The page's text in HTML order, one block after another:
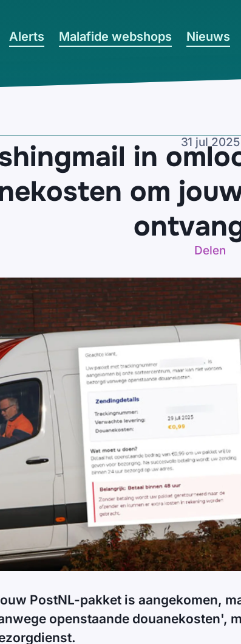
Alerts Malafide webshops Nieuws
31 jul 2025
in
om
Delen
PostNL-pakket is aangekomen,
openstaande douanekosten',